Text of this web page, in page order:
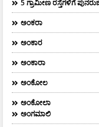
5 ಗ್ರಾಮೀಣ ರಸ್ತೆಗಳಿಗೆ
ಅಂಕರಾ
ಅಂಕಾರ
ಅಂಕಾರಾ
ಅಂಕೋಲ
ಅಂಕೋಲಾ
ಅಂಗಮಾಲಿ